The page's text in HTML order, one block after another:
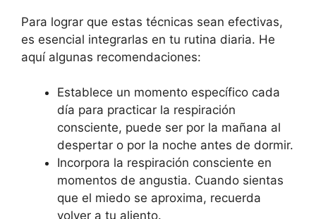
Para lograr que estas técnicas sean efectivas,
es esencial integrarlas en tu rutina diaria. He
aquí algunas recomendaciones:
Establece un momento específico cada
día para practicar la respiración
consciente, puede ser por la mañana al
despertar o por la noche antes de dormir.
Incorpora la respiración consciente en
momentos de angustia. Cuando sientas
que el miedo se aproxima, recuerda
volver a tu aliento.